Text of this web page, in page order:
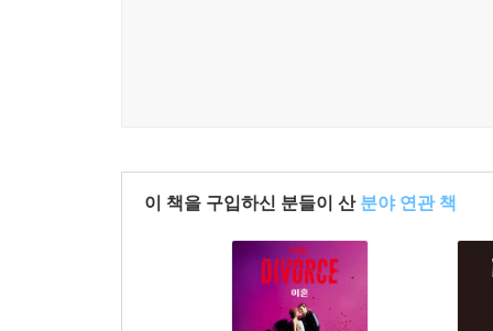
이 책을 구입하신 분들이 산 분야 연관 책